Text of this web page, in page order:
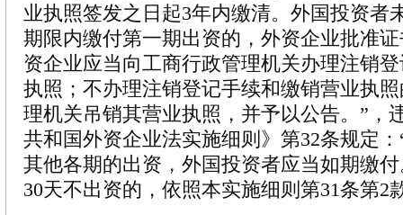
业执照签发之日起3年内缴清。外国投资者
期限内缴付第一期出资的，外资企业批准
资企业应当向工商行政管理机关办理注销
执照；不办理注销登记手续和缴销营业执
理机关吊销其营业执照，并予以公告。”，
共和国外资企业法实施细则》第32条规定
其他各期的出资，外国投资者应当如期缴
30天不出资的，依照本实施细则第31条第2